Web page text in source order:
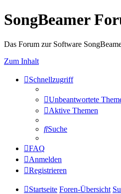
SongBeamer
Das Forum zur Software
Zum Inhalt
Schnellzugriff
Unbeantwortete
Aktive Themen
Suche
FAQ
Anmelden
Registrieren
Startseite Foren-Übersicht